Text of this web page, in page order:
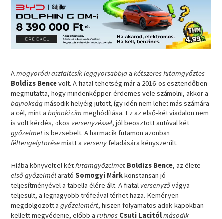
Amogyoródi aszfaltcsíkleggyorsabbjaakétszeres futamgyőztes
Boldizs Bencevolt. A fiatal tehetség már a 2016-os esztendőben
megmutatta, hogy mindenképpen érdemes vele számolni, akkor a
bajnokságmásodik helyéig jutott, így idén nem lehet más számára
a cél, mint abajnoki cím meghódítása. Ez az első-két viadalon nem
is volt kérdés, okos versenyzéssel, jól beosztott autóval két
győzelmetis bezsebelt. A harmadik futamon azonban
féltengelytörésemiatt a versenyfeladására kényszerült.
Hiába könyvelt el két futamgyőzelmet Boldizs Bence, az élete
első győzelmétaratóSomogyi Márkkonstansan jó
teljesítményével a tabella élére állt. A fiatal versenyzővágya
teljesült, a legnagyobb trófeával térhet haza. Keményen
megdolgozott agyőzelemért, hiszen folyamatos adok-kapokban
kellett megvédenie, előbb arutinos Csuti Lacitólmásodik